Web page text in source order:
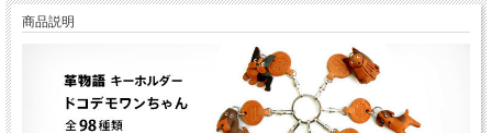
商品説明